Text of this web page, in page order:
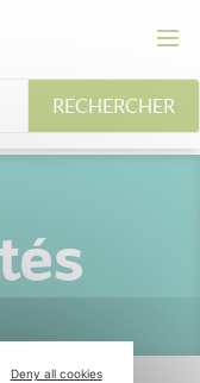
RECHERCHER
Deny all cookies